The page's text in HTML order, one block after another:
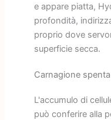
e appare piatta,
profondità,
proprio dove
superficie secca.
Carnagione
L'accumulo di
può conferire alla